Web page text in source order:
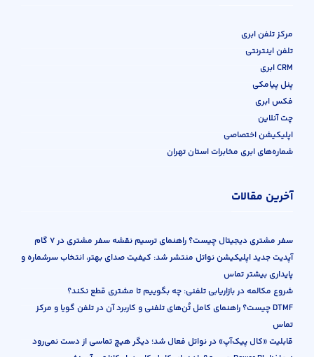
مرکز تلفن ابری
تلفن اینترنتی
CRM ابری
پنل پیامکی
فکس ابری
چت آنلاین
اپلیکیشن اختصاصی
شماره‌های ابری مخابرات استان تهران
آخرین مقالات
سفر مشتری دیجیتال چیست؟ راهنمای ترسیم نقشه سفر مشتری در ۷ گام
آپدیت جدید اپلیکیشن نواتل منتشر شد: کیفیت صدای بهتر، انتخاب سرشماره و
پایداری بیشتر تماس
شروع مکالمه در بازاریابی تلفنی: چه بگوییم تا مشتری قطع نکند؟
DTMF چیست؟ راهنمای کامل تُن‌های تلفنی و کاربرد آن در تلفن گویا و مرکز
تماس
قابلیت «کال پیک‌آپ» در نواتل فعال شد؛ دیگر هیچ تماسی از دست نمی‌رود